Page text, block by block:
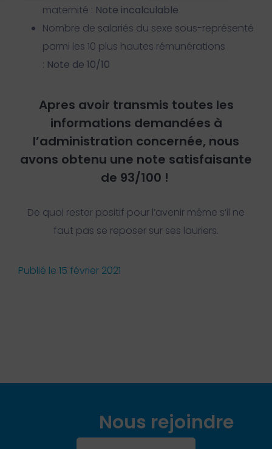
maternité : Note incalculable
Nombre de salariés du sexe sous-représenté
parmi les 10 plus hautes rémunérations
: Note de 10/10
Apres avoir transmis toutes les
informations demandées à
l’administration concernée, nous
avons obtenu une note satisfaisante
de 93/100 !
De quoi rester positif pour l’avenir même s’il ne
faut pas se reposer sur ses lauriers.
Publié le 15 février 2021
Nous rejoindre